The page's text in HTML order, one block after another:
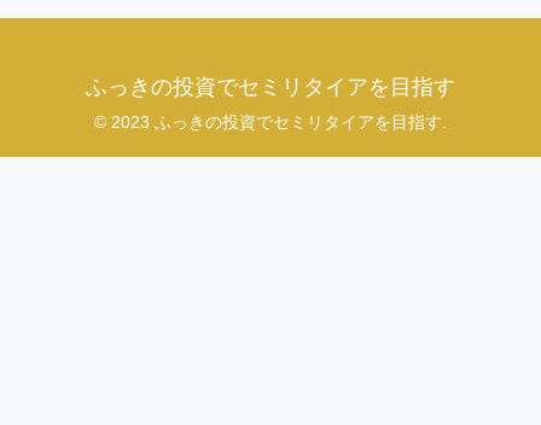
ふっきの投資でセミリタイアを目指す
© 2023 ふっきの投資でセミリタイアを目指す.